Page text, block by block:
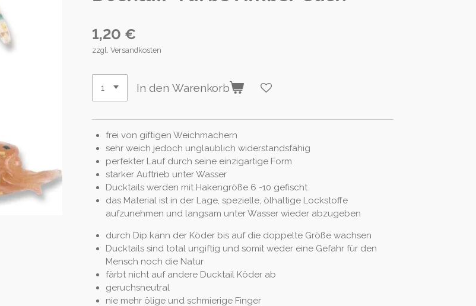
1,20 €
zzgl. Versandkosten
In den Warenkorb
frei von giftigen Weichmachern
sehr weich jedoch unglaublich widerstandsfähig
perfekter Lauf durch seine einzigartige Form
starker Auftrieb unter Wasser
Ducktails werden mit Hakengröße 6 -10 gefischt
das Material ist in der Lage, spezielle, ölhaltige Lockstoffe
aufzunehmen und langsam unter Wasser wieder abzugeben
durch Dip kann der Köder bis auf die doppelte Größe wachsen
Ducktails sind total ungiftig und somit weder eine Gefahr für den
Mensch noch die Natur
färbt nicht auf andere Ducktail Köder ab
geruchsneutral
nie mehr ölige und schmierige Finger